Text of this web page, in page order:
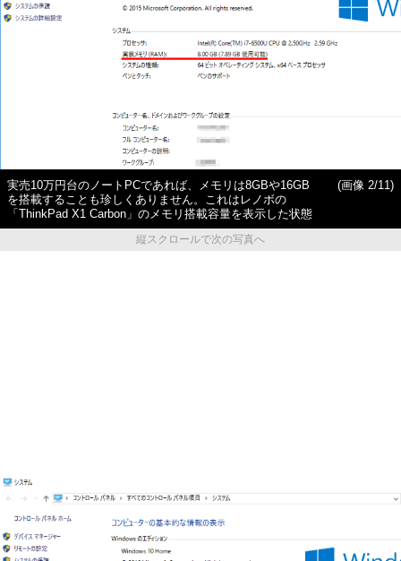
実売10万円台のノートPCであれば、メモリは8GBや16GB
を搭載することも珍しくありません。これはレノボの
「ThinkPad X1 Carbon」のメモリ搭載容量を表示した状態
(画像 2/11)
縦スクロールで次の写真へ